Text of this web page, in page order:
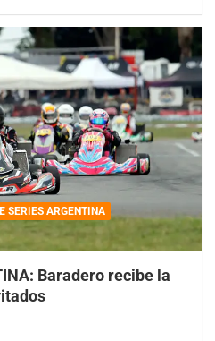
SERIES ARGENTINA
Baradero recibe la